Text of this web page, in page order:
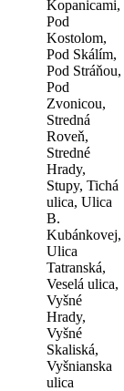
Kopanicami,
Pod
Kostolom,
Pod Skálím,
Pod Stráňou,
Pod
Zvonicou,
Stredná
Roveň,
Stredné
Hrady,
Stupy, Tichá
ulica, Ulica
B.
Kubánkovej,
Ulica
Tatranská,
Veselá ulica,
Vyšné
Hrady,
Vyšné
Skaliská,
Vyšnianska
ulica